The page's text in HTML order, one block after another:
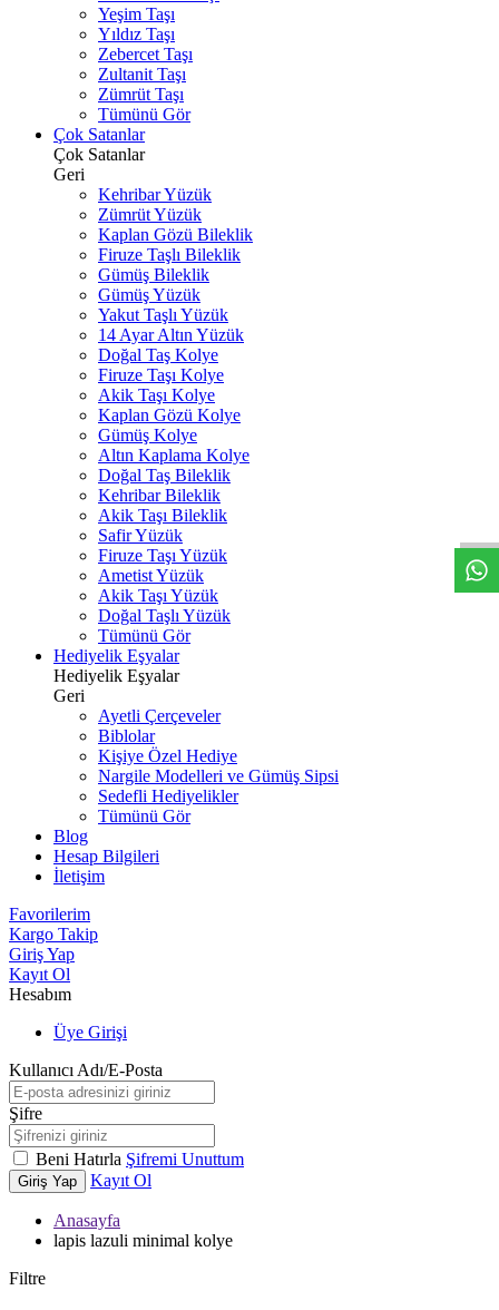
Yeşim Taşı
Yıldız Taşı
Zebercet Taşı
Zultanit Taşı
Zümrüt Taşı
Tümünü Gör
Çok Satanlar
Çok Satanlar
Geri
Kehribar Yüzük
Zümrüt Yüzük
Kaplan Gözü Bileklik
Firuze Taşlı Bileklik
Gümüş Bileklik
Gümüş Yüzük
Yakut Taşlı Yüzük
14 Ayar Altın Yüzük
Doğal Taş Kolye
Firuze Taşı Kolye
Akik Taşı Kolye
Kaplan Gözü Kolye
Gümüş Kolye
Altın Kaplama Kolye
Doğal Taş Bileklik
Kehribar Bileklik
Akik Taşı Bileklik
Safir Yüzük
Firuze Taşı Yüzük
Ametist Yüzük
Akik Taşı Yüzük
Doğal Taşlı Yüzük
Tümünü Gör
Hediyelik Eşyalar
Hediyelik Eşyalar
Geri
Ayetli Çerçeveler
Biblolar
Kişiye Özel Hediye
Nargile Modelleri ve Gümüş Sipsi
Sedefli Hediyelikler
Tümünü Gör
Blog
Hesap Bilgileri
İletişim
Favorilerim
Kargo Takip
Giriş Yap
Kayıt Ol
Hesabım
Üye Girişi
Kullanıcı Adı/E-Posta
Şifre
Beni Hatırla Şifremi Unuttum
Giriş Yap Kayıt Ol
Anasayfa
lapis lazuli minimal kolye
Filtre